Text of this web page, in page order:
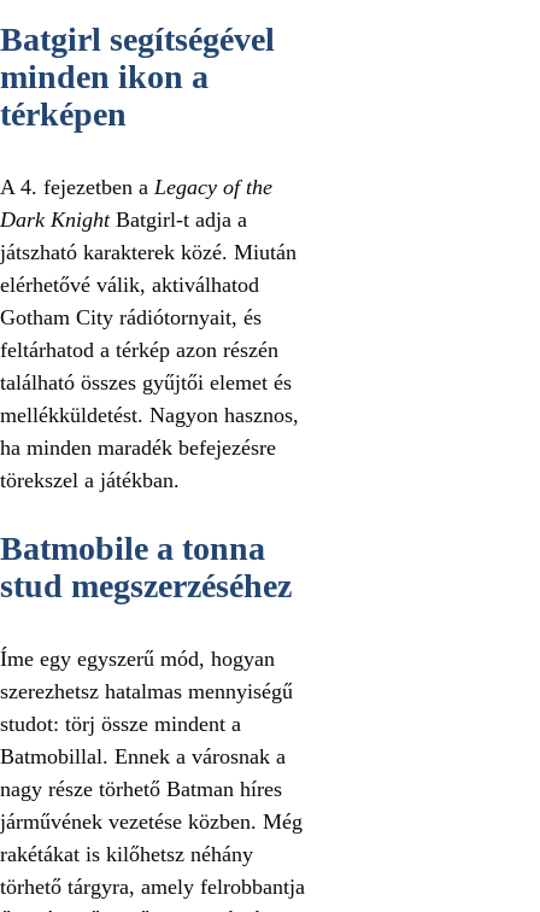
Batgirl segítségével
minden ikon a
térképen
A 4. fejezetben a Legacy of the
Dark KnightBatgirl-t adja a
játszható karakterek közé. Miután
elérhetővé válik, aktiválhatod
Gotham City rádiótornyait, és
feltárhatod a térkép azon részén
található összes gyűjtői elemet és
mellékküldetést. Nagyon hasznos,
ha minden maradék befejezésre
törekszel a játékban.
Batmobile a tonna
stud megszerzéséhez
Íme egy egyszerű mód, hogyan
szerezhetsz hatalmas mennyiségű
studot: törj össze mindent a
Batmobillal. Ennek a városnak a
nagy része törhető Batman híres
járművének vezetése közben. Még
rakétákat is kilőhetsz néhány
törhető tárgyra, amely felrobbantja